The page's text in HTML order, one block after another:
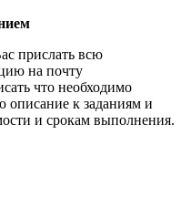
прислать всю
на почту
что необходимо
к заданиям и
и срокам выполнения.